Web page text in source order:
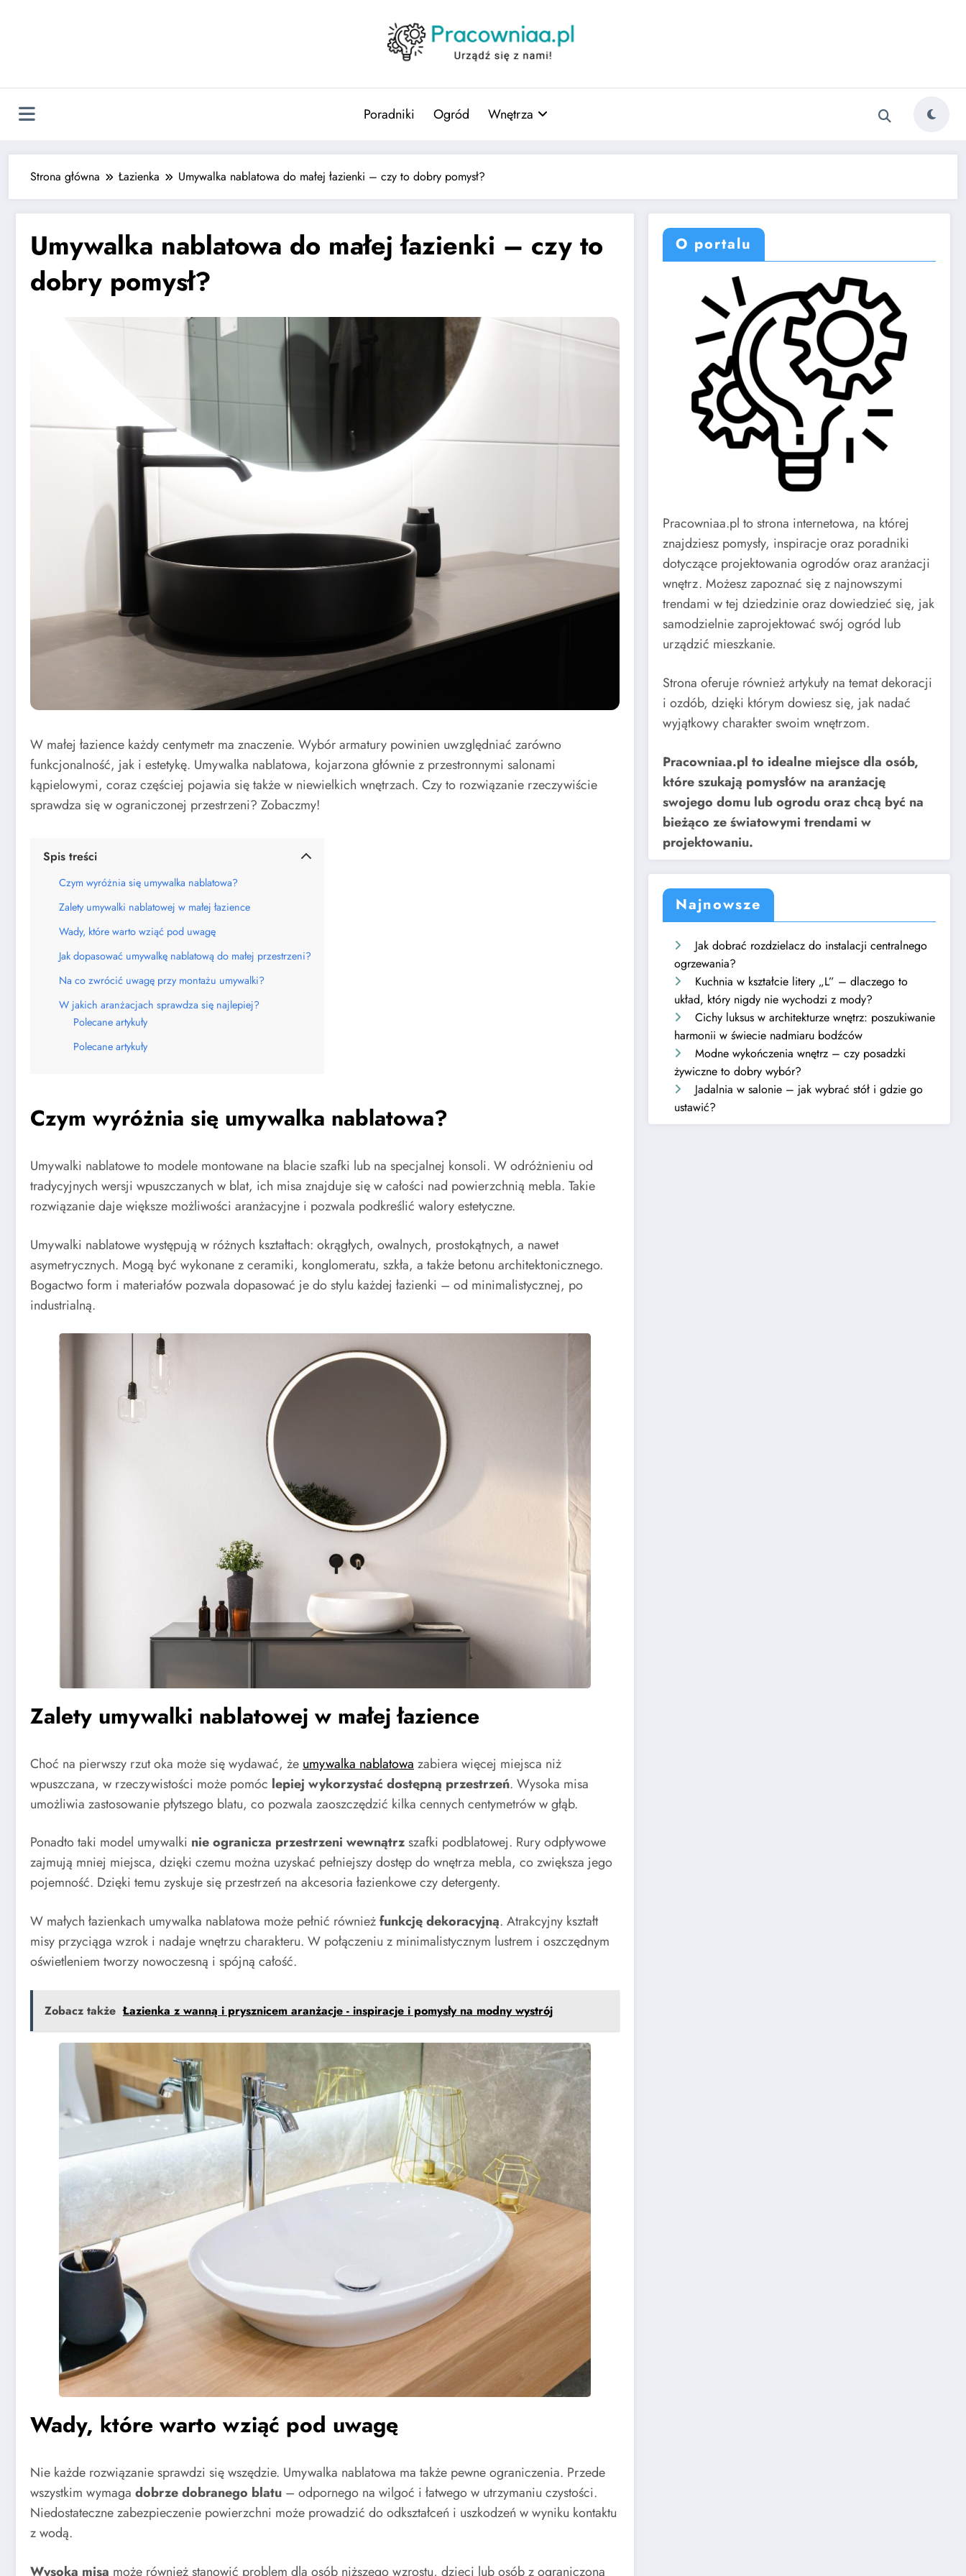
Poradniki Ogród Wnętrza
Strona główna Łazienka Umywalka nablatowa do małej łazienki – czy to dobry pomysł?
Umywalka nablatowa do małej łazienki – czy to
dobry pomysł?
W małej łazience każdy centymetr ma znaczenie. Wybór armatury powinien uwzględniać zarówno
funkcjonalność, jak i estetykę. Umywalka nablatowa, kojarzona głównie z przestronnymi salonami
kąpielowymi, coraz częściej pojawia się także w niewielkich wnętrzach. Czy to rozwiązanie rzeczywiście
sprawdza się w ograniczonej przestrzeni? Zobaczmy!
Spis treści
Czym wyróżnia się umywalka nablatowa?
Zalety umywalki nablatowej w małej łazience
Wady, które warto wziąć pod uwagę
Jak dopasować umywalkę nablatową do małej przestrzeni?
Na co zwrócić uwagę przy montażu umywalki?
W jakich aranżacjach sprawdza się najlepiej?
Polecane artykuły
Polecane artykuły
Czym wyróżnia się umywalka nablatowa?
Umywalki nablatowe to modele montowane na blacie szafki lub na specjalnej konsoli. W odróżnieniu od
tradycyjnych wersji wpuszczanych w blat, ich misa znajduje się w całości nad powierzchnią mebla. Takie
rozwiązanie daje większe możliwości aranżacyjne i pozwala podkreślić walory estetyczne.
Umywalki nablatowe występują w różnych kształtach: okrągłych, owalnych, prostokątnych, a nawet
asymetrycznych. Mogą być wykonane z ceramiki, konglomeratu, szkła, a także betonu architektonicznego.
Bogactwo form i materiałów pozwala dopasować je do stylu każdej łazienki – od minimalistycznej, po
industrialną.
Zalety umywalki nablatowej w małej łazience
Choć na pierwszy rzut oka może się wydawać, że umywalka nablatowa zabiera więcej miejsca niż
wpuszczana, w rzeczywistości może pomóc lepiej wykorzystać dostępną przestrzeń. Wysoka misa
umożliwia zastosowanie płytszego blatu, co pozwala zaoszczędzić kilka cennych centymetrów w głąb.
Ponadto taki model umywalki nie ogranicza przestrzeni wewnątrzszafki podblatowej. Rury odpływowe
zajmują mniej miejsca, dzięki czemu można uzyskać pełniejszy dostęp do wnętrza mebla, co zwiększa jego
pojemność. Dzięki temu zyskuje się przestrzeń na akcesoria łazienkowe czy detergenty.
W małych łazienkach umywalka nablatowa może pełnić równieżfunkcję dekoracyjną. Atrakcyjny kształt
misy przyciąga wzrok i nadaje wnętrzu charakteru. W połączeniu z minimalistycznym lustrem i oszczędnym
oświetleniem tworzy nowoczesną i spójną całość.
Zobacz także Łazienka z wanną i prysznicem aranżacje - inspiracje i pomysły na modny wystrój
Wady, które warto wziąć pod uwagę
Nie każde rozwiązanie sprawdzi się wszędzie. Umywalka nablatowa ma także pewne ograniczenia. Przede
wszystkim wymaga dobrze dobranego blatu – odpornego na wilgoć i łatwego w utrzymaniu czystości.
Niedostateczne zabezpieczenie powierzchni może prowadzić do odkształceń i uszkodzeń w wyniku kontaktu
z wodą.
Wysoka misa może również stanowić problem dla osób niższego wzrostu, dzieci lub osób z ograniczoną
O portalu
Pracowniaa.pl to strona internetowa, na której
znajdziesz pomysły, inspiracje oraz poradniki
dotyczące projektowania ogrodów oraz aranżacji
wnętrz. Możesz zapoznać się z najnowszymi
trendami w tej dziedzinie oraz dowiedzieć się, jak
samodzielnie zaprojektować swój ogród lub
urządzić mieszkanie.
Strona oferuje również artykuły na temat dekoracji
i ozdób, dzięki którym dowiesz się, jak nadać
wyjątkowy charakter swoim wnętrzom.
Pracowniaa.pl to idealne miejsce dla osób,
które szukają pomysłów na aranżację
swojego domu lub ogrodu oraz chcą być na
bieżąco ze światowymi trendami w
projektowaniu.
Najnowsze
Jak dobrać rozdzielacz do instalacji centralnego
ogrzewania?
Kuchnia w kształcie litery „L” – dlaczego to
układ, który nigdy nie wychodzi z mody?
Cichy luksus w architekturze wnętrz: poszukiwanie
harmonii w świecie nadmiaru bodźców
Modne wykończenia wnętrz – czy posadzki
żywiczne to dobry wybór?
Jadalnia w salonie – jak wybrać stół i gdzie go
ustawić?